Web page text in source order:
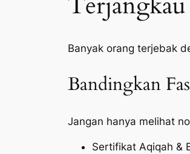
Banyak orang terjebak
Bandingkan
Jangan hanya melihat
Sertifikat Aqiqah &